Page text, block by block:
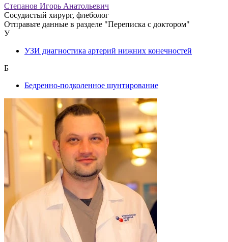
Степанов Игорь Анатольевич
Сосудистый хирург, флеболог
Отправьте данные в разделе "Переписка с доктором"
У
УЗИ диагностика артерий нижних конечностей
Б
Бедренно-подколенное шунтирование